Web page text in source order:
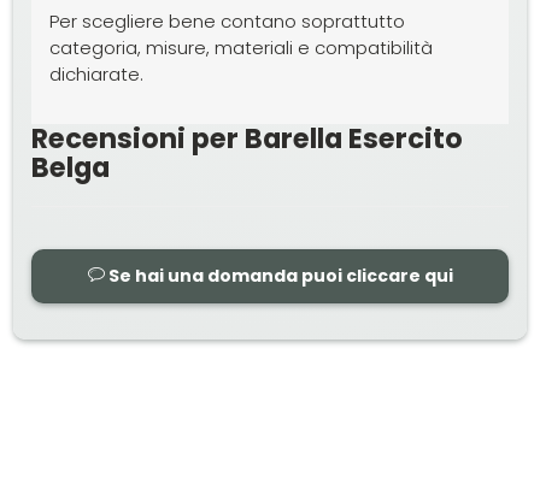
Per scegliere bene contano soprattutto
categoria, misure, materiali e compatibilità
dichiarate.
Recensioni per Barella Esercito
Belga
Se hai una domanda puoi cliccare qui